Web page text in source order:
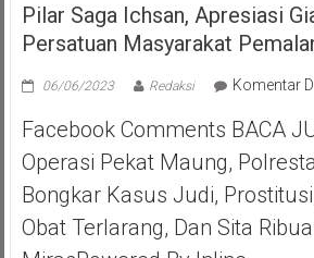
Pilar Saga Ichsan, Apresiasi
Persatuan Masyarakat
06/06/2023 Redaksi Komentar
Facebook Comments BACA
Operasi Pekat Maung,
Bongkar Kasus Judi,
Obat Terlarang, Dan Sita